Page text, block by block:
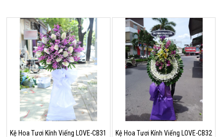
Kệ Hoa Tươi Kính Viếng LOVE-CB31 Kệ Hoa Tươi Kính Viếng LOVE-CB32